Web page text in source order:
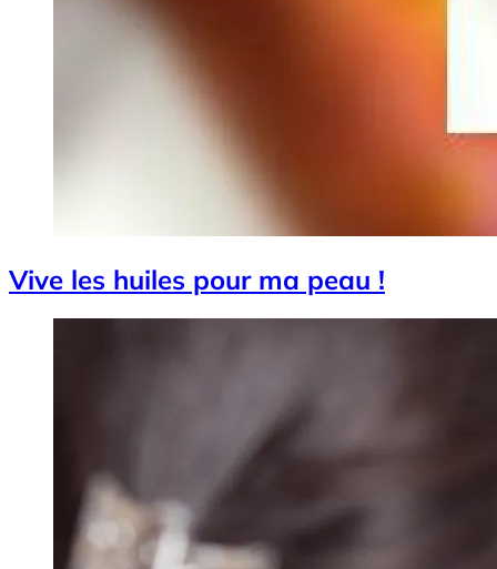
Vive les huiles pour ma peau !